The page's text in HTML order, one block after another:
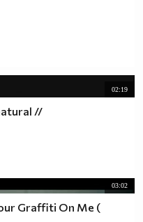
02:19
//
03:02
Graffiti On Me (